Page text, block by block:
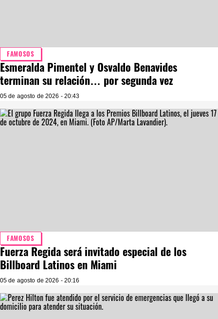
FAMOSOS
Esmeralda Pimentel y Osvaldo Benavides
terminan su relación… por segunda vez
05 de agosto de 2026 - 20:43
FAMOSOS
Fuerza Regida será invitado especial de los
Billboard Latinos en Miami
05 de agosto de 2026 - 20:16